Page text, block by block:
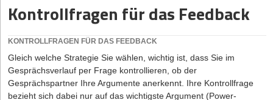
Kontrollfragen für das Feedback
KONTROLLFRAGEN FÜR DAS FEEDBACK
Gleich welche Strategie Sie wählen, wichtig ist, dass Sie im
Gesprächsverlauf per Frage kontrollieren, ob der
Gesprächspartner Ihre Argumente anerkennt. Ihre Kontrollfrage
bezieht sich dabei nur auf das wichtigste Argument (Power-